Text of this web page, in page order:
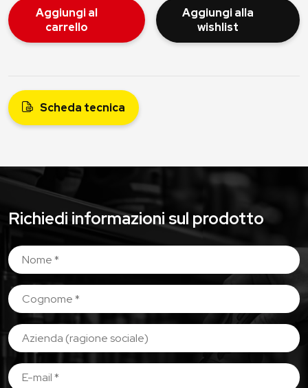
Aggiungi al
carrello
Aggiungi alla
wishlist
Scheda tecnica
Richiedi informazioni sul prodotto